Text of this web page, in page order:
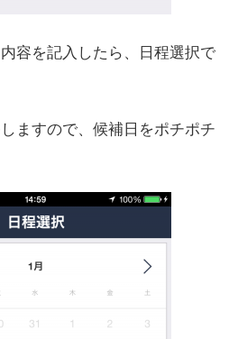
容を記入したら、日程選択で
ますので、候補日をポチポチ